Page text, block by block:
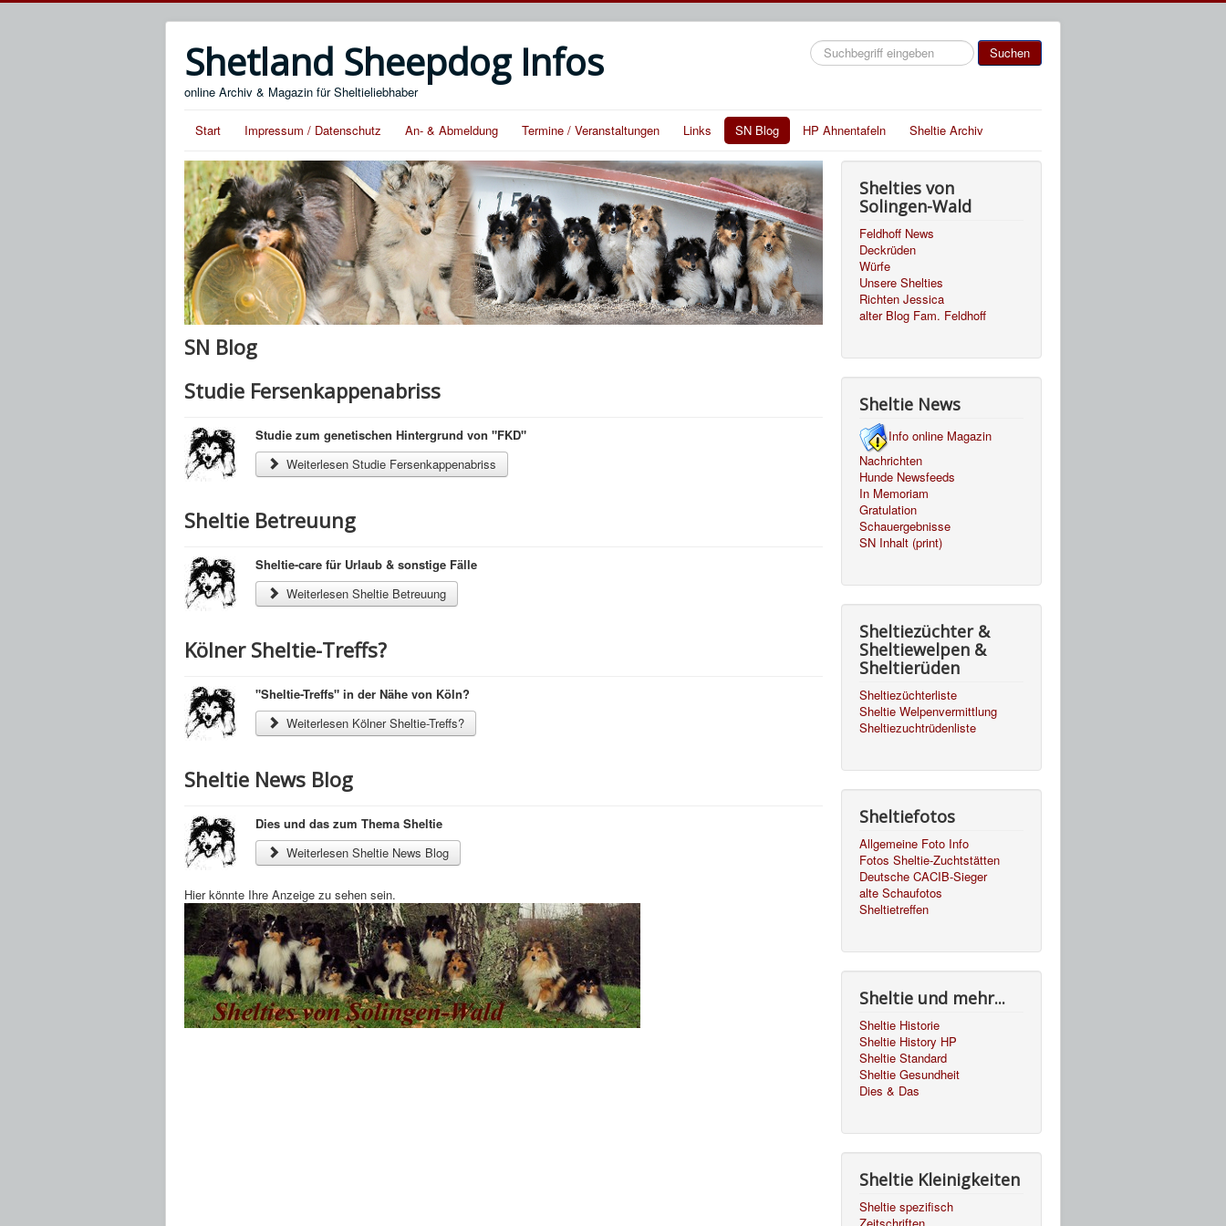
Shetland Sheepdog Infos
online Archiv & Magazin für Sheltieliebhaber
Suchen Suchen
Start Impressum / Datenschutz An- & Abmeldung Termine / Veranstaltungen Links SN Blog HP Ahnentafeln Sheltie Archiv
SN Blog
Studie Fersenkappenabriss
Studie zum genetischen Hintergrund von "FKD"
Weiterlesen Studie Fersenkappenabriss
Sheltie Betreuung
Sheltie-care für Urlaub & sonstige Fälle
Weiterlesen Sheltie Betreuung
Kölner Sheltie-Treffs?
"Sheltie-Treffs" in der Nähe von Köln?
Weiterlesen Kölner Sheltie-Treffs?
Sheltie News Blog
Dies und das zum Thema Sheltie
Weiterlesen Sheltie News Blog
Hier könnte Ihre Anzeige zu sehen sein.
Shelties von
Solingen-Wald
Feldhoff News
Deckrüden
Würfe
Unsere Shelties
Richten Jessica
alter Blog Fam. Feldhoff
Sheltie News
Info online Magazin
Nachrichten
Hunde Newsfeeds
In Memoriam
Gratulation
Schauergebnisse
SN Inhalt (print)
Sheltiezüchter &
Sheltiewelpen &
Sheltierüden
Sheltiezüchterliste
Sheltie Welpenvermittlung
Sheltiezuchtrüdenliste
Sheltiefotos
Allgemeine Foto Info
Fotos Sheltie-Zuchtstätten
Deutsche CACIB-Sieger
alte Schaufotos
Sheltietreffen
Sheltie und mehr...
Sheltie Historie
Sheltie History HP
Sheltie Standard
Sheltie Gesundheit
Dies & Das
Sheltie Kleinigkeiten
Sheltie spezifisch